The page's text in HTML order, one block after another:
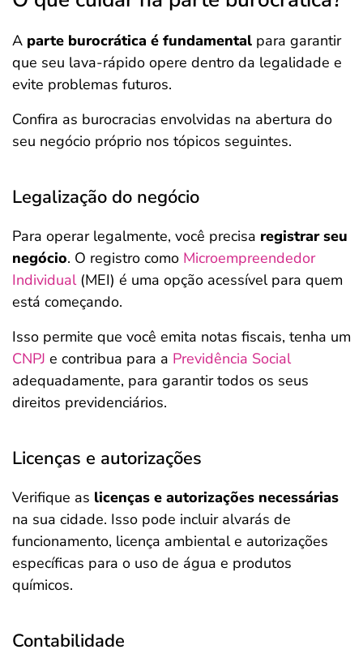
A parte burocrática é fundamental para garantir
que seu lava-rápido opere dentro da legalidade e
evite problemas futuros.
Confira as burocracias envolvidas na abertura do
seu negócio próprio nos tópicos seguintes.
Legalização do negócio
Para operar legalmente, você precisa registrar seu
negócio. O registro como Microempreendedor
Individual(MEI) é uma opção acessível para quem
está começando.
Isso permite que você emita notas fiscais, tenha um
CNPJ e contribua para a Previdência Social
adequadamente, para garantir todos os seus
direitos previdenciários.
Licenças e autorizações
Verifique as licenças e autorizações necessárias
na sua cidade. Isso pode incluir alvarás de
funcionamento, licença ambiental e autorizações
específicas para o uso de água e produtos
químicos.
Contabilidade